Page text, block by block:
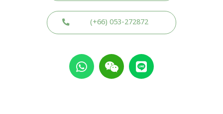
(+66) 053-272872
W
h
a
W
e
i
L
i
n